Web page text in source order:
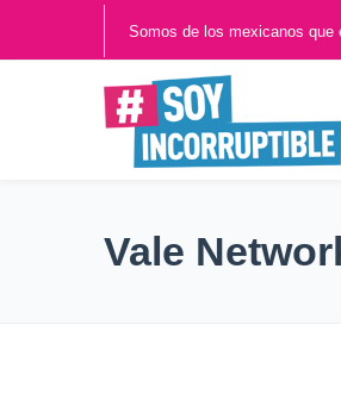
Somos de los mexicanos
Vale